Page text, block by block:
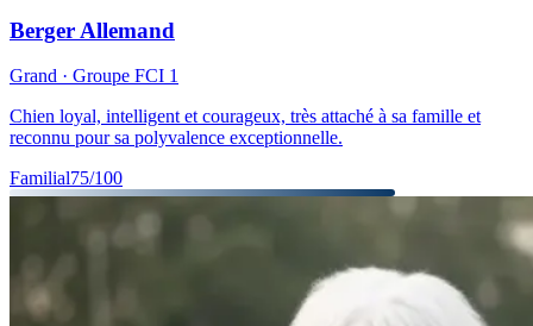
Berger Allemand
Grand · Groupe FCI 1
Chien loyal, intelligent et courageux, très attaché à sa famille et
reconnu pour sa polyvalence exceptionnelle.
Familial75/100